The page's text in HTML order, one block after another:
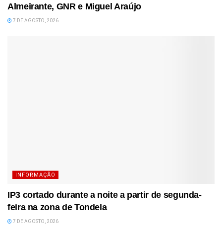
Almeirante, GNR e Miguel Araújo
7 DE AGOSTO, 2026
INFORMAÇÃO
IP3 cortado durante a noite a partir de segunda-
feira na zona de Tondela
7 DE AGOSTO, 2026